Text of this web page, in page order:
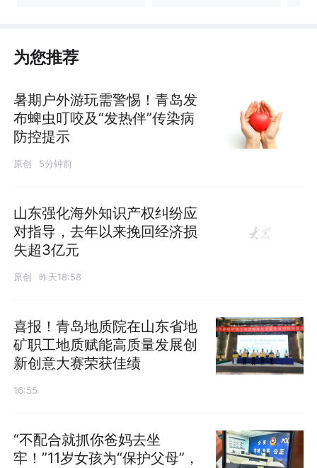
发布
为您推荐
暑期户外游玩需警惕！青岛发
布蜱虫叮咬及“发热伴”传染病
防控提示
原创 5分钟前
山东强化海外知识产权纠纷应
对指导，去年以来挽回经济损
失超3亿元
原创 昨天18:58
喜报！青岛地质院在山东省地
矿职工地质赋能高质量发展创
新创意大赛荣获佳绩
16:55
“不配合就抓你爸妈去坐
牢！”11岁女孩为“保护父母”，